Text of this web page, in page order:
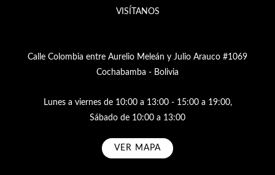
VISÍTANOS
Calle Colombia entre Aurelio Meleán y Julio Arauco #1069
Cochabamba - Bolivia
Lunes a viernes de 10:00 a 13:00 - 15:00 a 19:00,
Sábado de 10:00 a 13:00
VER MAPA